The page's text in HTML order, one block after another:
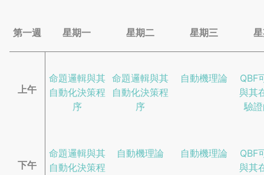
第一週 星期一 星期二 星期三
上午
命題邏輯與其
自動化決策程
序
命題邏輯與其
自動化決策程
序
自動機理論
QBF
與其
驗
下午
命題邏輯與其
自動化決策程
自動機理論 自動機理論
QBF
與其